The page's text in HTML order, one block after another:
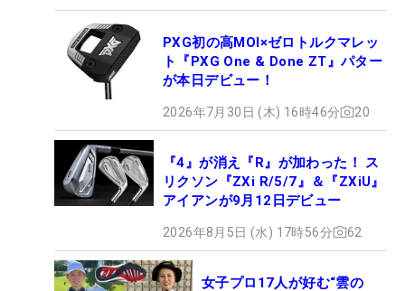
PXG初の高MOI×ゼロトルクマレッ
ト『PXG One & Done ZT』パター
が本日デビュー！
2026年7月30日 (木) 16時46分 20
『4』が消え『R』が加わった！ ス
リクソン『ZXi R/5/7』＆『ZXiU』
アイアンが9月12日デビュー
2026年8月5日 (水) 17時56分 62
女子プロ17人が好む“雲の